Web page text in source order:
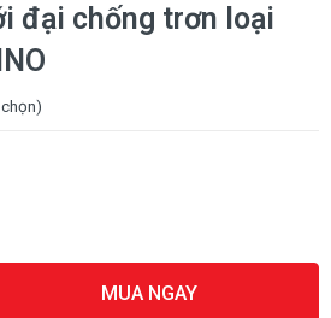
đại chống trơn loại
)
MUA NGAY